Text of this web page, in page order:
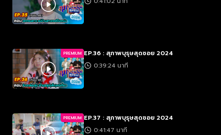
PREMIUM EP.36 : สุภาพบุรุษสุดซอย 2024
0:39:24 นาที
PREMIUM EP.37 : สุภาพบุรุษสุดซอย 2024
0:41:47 นาที